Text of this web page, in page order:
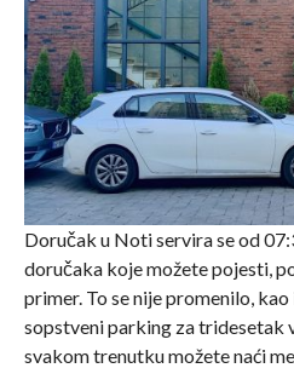
Doručak u Noti servira se od
doručaka koje možete pojesti,
primer. To se nije promenilo,
sopstveni parking za tridesetak
svakom trenutku možete naći